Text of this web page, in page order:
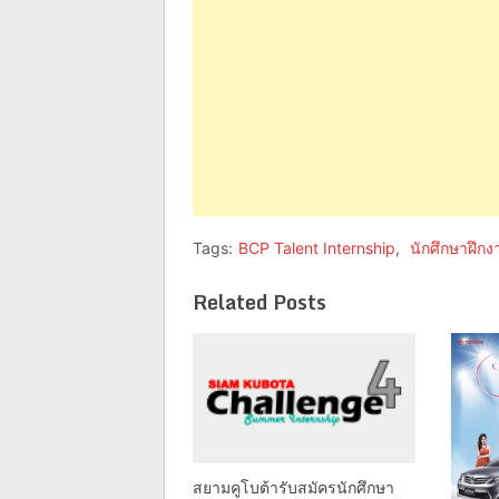
Tags: BCP Talent Internship, นักศึกษาฝึกง
Related Posts
สยามคูโบต้ารับสมัครนักศึกษา